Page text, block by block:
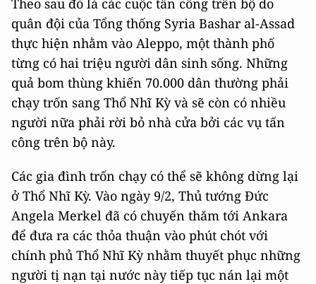
quân đội của Tổng thống Syria Bashar al-Assad
thực hiện nhằm vào Aleppo, một thành phố
từng có hai triệu người dân sinh sống. Những
quả bom thùng khiến 70.000 dân thường phải
chạy trốn sang Thổ Nhĩ Kỳ và sẽ còn có nhiều
người nữa phải rời bỏ nhà cửa bởi các vụ tấn
công trên bộ này.
Các gia đình trốn chạy có thể sẽ không dừng lại
ở Thổ Nhĩ Kỳ. Vào ngày 9/2, Thủ tướng Đức
Angela Merkel đã có chuyến thăm tới Ankara
để đưa ra các thỏa thuận vào phút chót với
chính phủ Thổ Nhĩ Kỳ nhằm thuyết phục những
người tị nạn tại nước này tiếp tục nán lại một